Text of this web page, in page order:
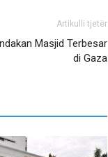
Artikulli tjetër
Masjid Terbesar
di Gaza